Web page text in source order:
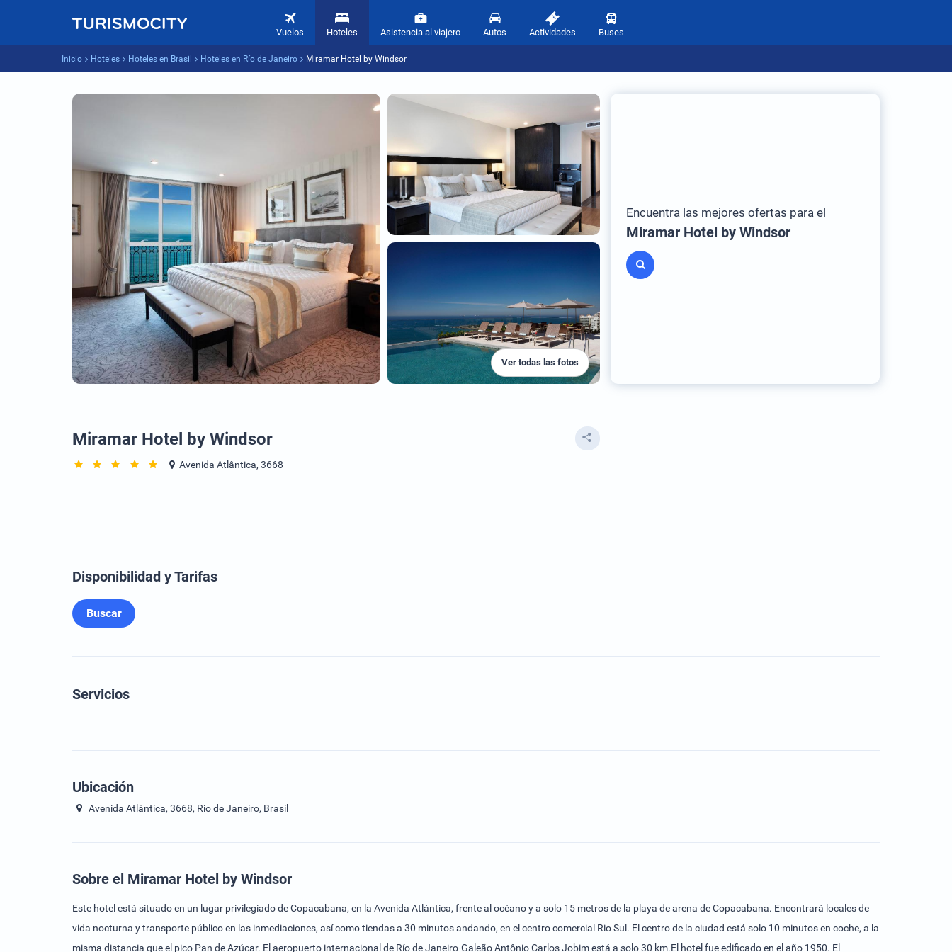
Vuelos Hoteles Asistencia al viajero Autos Actividades Buses
Inicio Hoteles Hoteles en Brasil Hoteles en Río de Janeiro Miramar Hotel by Windsor
Ver todas las fotos
Encuentra las mejores ofertas para el
Miramar Hotel by Windsor
Miramar Hotel by Windsor
Avenida Atlântica, 3668
Disponibilidad y Tarifas
Buscar
Servicios
Ubicación
Avenida Atlântica, 3668, Rio de Janeiro, Brasil
Sobre el Miramar Hotel by Windsor
Este hotel está situado en un lugar privilegiado de Copacabana, en la Avenida Atlántica, frente al océano y a solo 15 metros de la playa de arena de Copacabana. Encontrará locales de
vida nocturna y transporte público en las inmediaciones, así como tiendas a 30 minutos andando, en el centro comercial Rio Sul. El centro de la ciudad está solo 10 minutos en coche, a la
misma distancia que el pico Pan de Azúcar. El aeropuerto internacional de Río de Janeiro-Galeão Antônio Carlos Jobim está a solo 30 km.El hotel fue edificado en el año 1950. El